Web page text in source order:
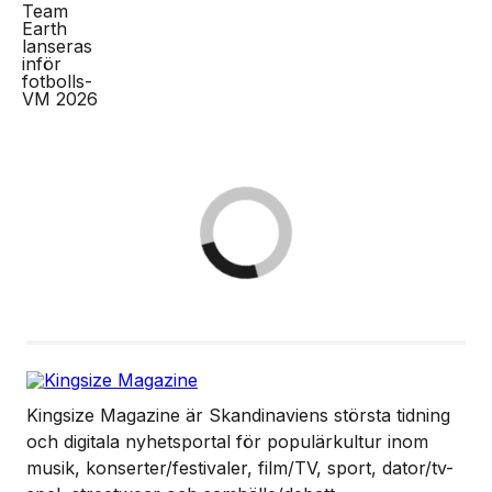
Kingsize Magazine är Skandinaviens största tidning
och digitala nyhetsportal för populärkultur inom
musik, konserter/festivaler, film/TV, sport, dator/tv-